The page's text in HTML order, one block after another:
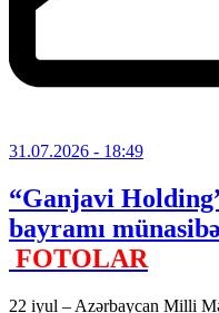
31.07.2026 - 18:49
“Ganjavi
bayramı
FOTOLAR
22 iyul – Azərbaycan Milli